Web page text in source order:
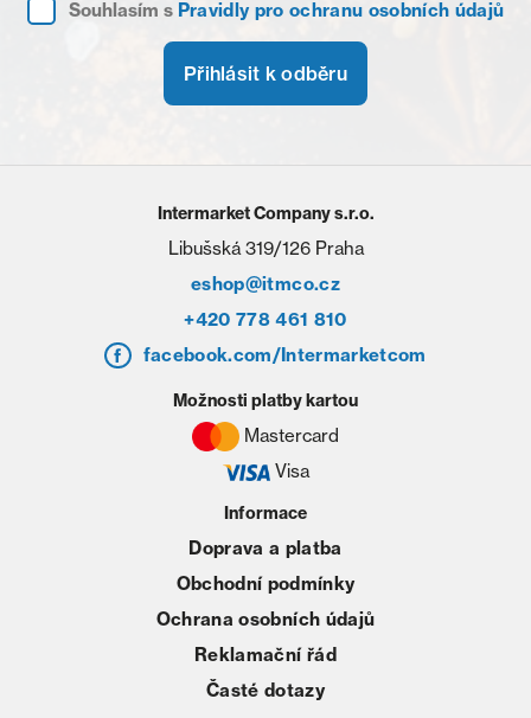
Souhlasím s Pravidly pro ochranu osobních údajů
Přihlásit k odběru
Intermarket Company s.r.o.
Libušská 319/126 Praha
eshop@itmco.cz
+420 778 461 810
facebook.com/Intermarketcom
Informace
Doprava a platba
Obchodní podmínky
Ochrana osobních údajů
Reklamační řád
Časté dotazy
Možnosti platby kartou
Mastercard
Visa